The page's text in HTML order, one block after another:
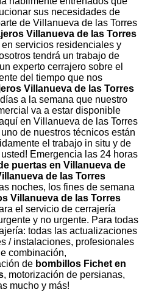
sus necesidades de
de Villanueva de las Torres
Villanueva de las Torres
servicios residenciales y
tendrá un trabajo de
experto cerrajero sobre el
del tiempo que nos
Villanueva de las Torres
a la semana que nuestro
va a estar disponible
en Villanueva de las Torres
de nuestros técnicos están
el trabajo in situ y de
Emergencia las 24 horas
puertas en Villanueva de
de las Torres
noches, los fines de semana
Villanueva de las Torres
el servicio de cerrajería
y no urgente. Para todas
todas las actualizaciones
/ instalaciones, profesionales
combinación,
de bombillos Fichet en
, motorización de persianas,
mucho y más!